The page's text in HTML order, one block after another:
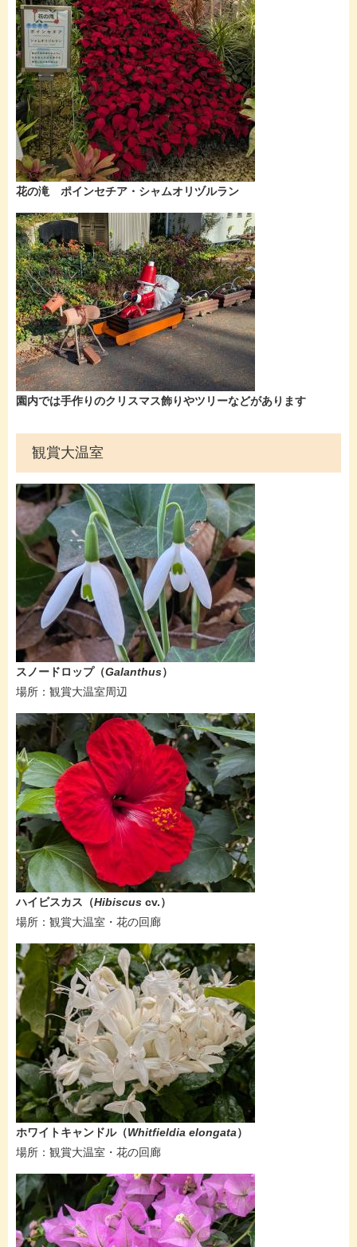
​​​​花の滝 ポインセチア・シャムオリヅルラン
​園内では手作りのクリスマス飾りやツリーなどがあります
観賞大温室
​​​​スノードロップ（Galanthus）
​場所：観賞大温室周辺
​​​​ハイビスカス（Hibiscus cv.）
​場所：観賞大温室・花の回廊
​​​​ホワイトキャンドル（Whitfieldia elongata）
​場所：観賞大温室・花の回廊